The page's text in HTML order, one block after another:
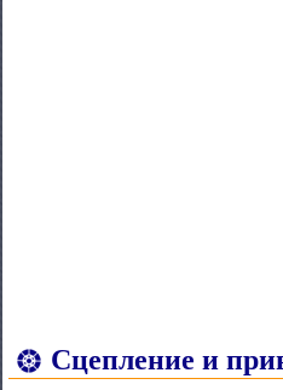
Сцепление и